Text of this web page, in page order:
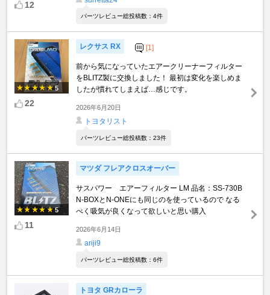
12
パーツレビュー総投稿数：4件
5
22
レクサス RX [1]
前から気になっていたエアークリーナーフィルター
をBLITZ製に交換しました！ 最初は変化を楽しめま
したが慣れてしまえば…感じです。
2026年6月20日
トヨタリスト
パーツレビュー総投稿数：23件
5
11
マツダ フレアクロスオーバー
サスパワー エアーフィルター LM 品名：SS-730B
N-BOXとN-ONEにも同じのを使っているので なる
べく吸気が良くなって欲しいと思い購入
2026年6月14日
ariji9
パーツレビュー総投稿数：6件
トヨタ GRカローラ